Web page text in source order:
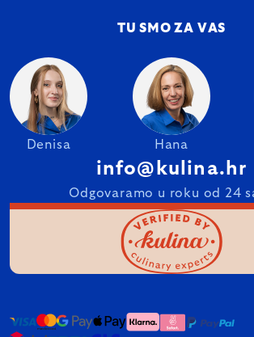
TU SMO ZA VAS
Denisa Hana
info@kulina.hr
Odgovaramo u roku od 24